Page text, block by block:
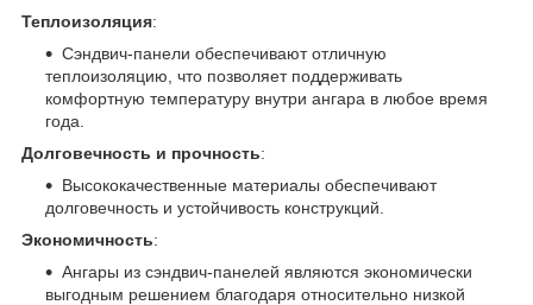
Теплоизоляция:
Сэндвич-панели обеспечивают отличную
теплоизоляцию, что позволяет поддерживать
комфортную температуру внутри ангара в любое время
года.
Долговечность и прочность:
Высококачественные материалы обеспечивают
долговечность и устойчивость конструкций.
Экономичность:
Ангары из сэндвич-панелей являются экономически
выгодным решением благодаря относительно низкой